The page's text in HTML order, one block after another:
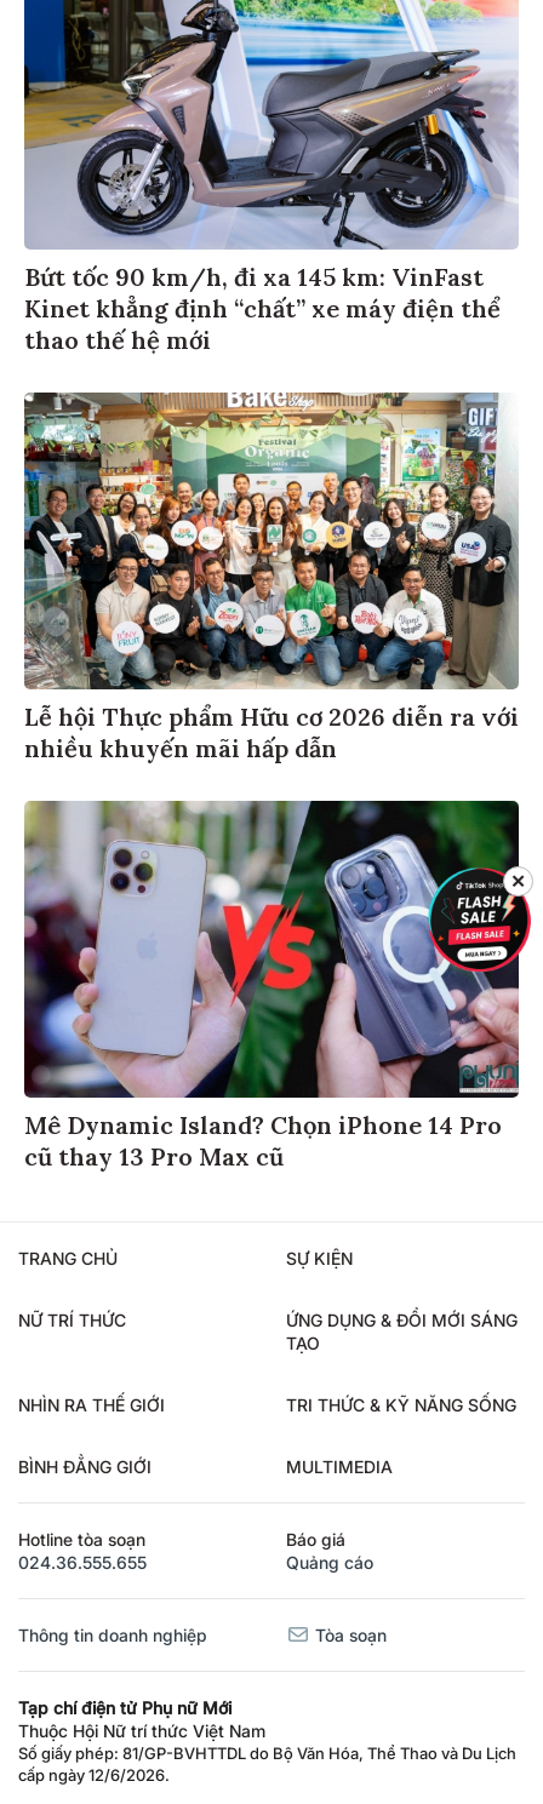
Bứt tốc 90 km/h, đi xa 145 km: VinFast
Kinet khẳng định “chất” xe máy điện thể
thao thế hệ mới
Lễ hội Thực phẩm Hữu cơ 2026 diễn ra với
nhiều khuyến mãi hấp dẫn
Mê Dynamic Island? Chọn iPhone 14 Pro
cũ thay 13 Pro Max cũ
TRANG CHỦ SỰ KIỆN
NỮ TRÍ THỨC
ỨNG DỤNG & ĐỔI MỚI SÁNG
TẠO
NHÌN RA THẾ GIỚI TRI THỨC & KỸ NĂNG SỐNG
BÌNH ĐẲNG GIỚI MULTIMEDIA
Hotline tòa soạn
024.36.555.655
Báo giá
Quảng cáo
Thông tin doanh nghiệp Tòa soạn
Tạp chí điện tử Phụ nữ Mới
Thuộc Hội Nữ trí thức Việt Nam
Số giấy phép: 81/GP-BVHTTDL do Bộ Văn Hóa, Thể Thao và Du Lịch
cấp ngày 12/6/2026.
✕